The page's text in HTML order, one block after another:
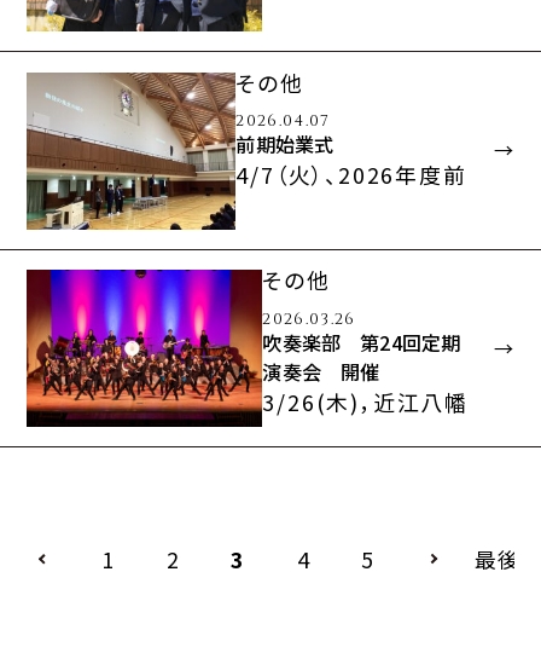
な晴天に恵まれ、満
開の桜…
その他
2026.04.07
前期始業式
4/7（火）、2026年度前
し、メインアリー…
その他
2026.03.26
吹奏楽部 第24回定期
演奏会 開催
3/26(木)，近江八幡
1
2 3 4 5 最後